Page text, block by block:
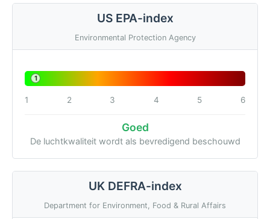
US EPA-index
Environmental Protection Agency
1
1 2 3 4 5 6
Goed
De luchtkwaliteit wordt als bevredigend beschouwd
UK DEFRA-index
Department for Environment, Food & Rural Affairs